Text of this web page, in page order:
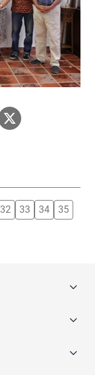
32 33 34
35